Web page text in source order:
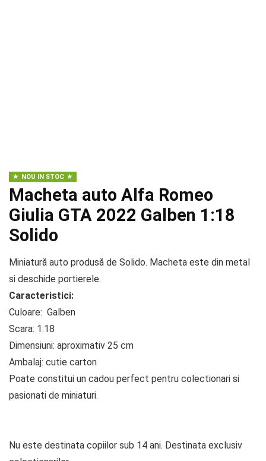
NOU IN STOC
Macheta auto Alfa Romeo
Giulia GTA 2022 Galben 1:18
Solido
Miniatură auto produsă de Solido. Macheta este din metal
si deschide portierele.
Caracteristici:
Culoare: Galben
Scara: 1:18
Dimensiuni: aproximativ 25 cm
Ambalaj: cutie carton
Poate constitui un cadou perfect pentru colectionari si
pasionati de miniaturi.
Nu este destinata copiilor sub 14 ani. Destinata exclusiv